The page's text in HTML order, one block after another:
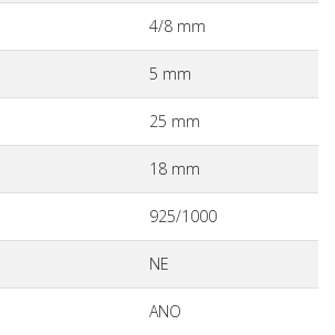
4/8 mm
5 mm
25 mm
18 mm
925/1000
NE
ANO